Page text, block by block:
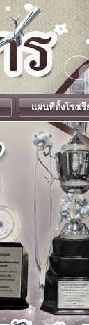
แผนที่ตั้งโรงเ